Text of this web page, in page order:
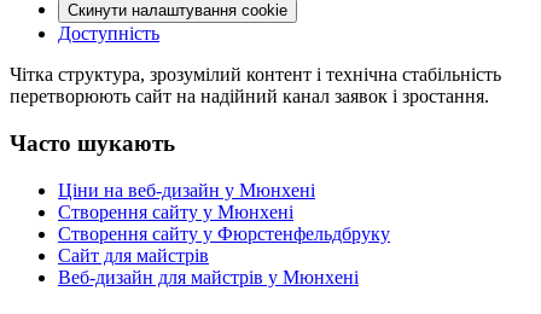
Скинути налаштування cookie
Доступність
Чітка структура, зрозумілий контент і технічна стабільність
перетворюють сайт на надійний канал заявок і зростання.
Часто шукають
Ціни на веб-дизайн у Мюнхені
Створення сайту у Мюнхені
Створення сайту у Фюрстенфельдбруку
Сайт для майстрів
Веб-дизайн для майстрів у Мюнхені